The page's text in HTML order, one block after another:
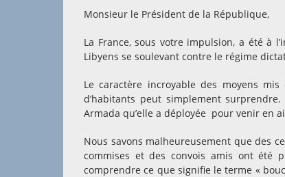
Monsieur le Président de la République,
La France, sous votre impulsion, a été à
Libyens se soulevant contre le régime
Le caractère incroyable des moyens
d’habitants peut simplement
Armada qu’elle a déployée pour venir en
Nous savons malheureusement que des
commises et des convois amis ont été
comprendre ce que signifie le terme «